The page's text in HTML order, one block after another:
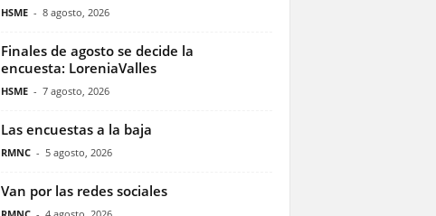
HSME - 8 agosto, 2026
Finales de agosto se decide la
encuesta: LoreniaValles
HSME - 7 agosto, 2026
Las encuestas a la baja
RMNC - 5 agosto, 2026
Van por las redes sociales